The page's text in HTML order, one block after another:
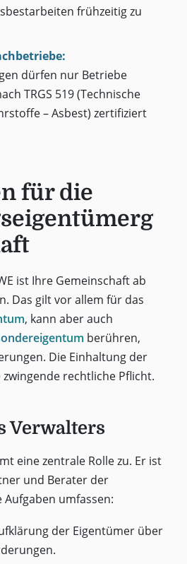
frühzeitig zu
dürfen nur Betriebe
TRGS 519 (Technische
– Asbest) zertifiziert
für die
ist Ihre Gemeinschaft ab
Das gilt vor allem für das
, kann aber auch
berühren,
Die Einhaltung der
rechtliche Pflicht.
Verwalters
eine zentrale Rolle zu. Er ist
und Berater der
Aufgaben umfassen:
der Eigentümer über